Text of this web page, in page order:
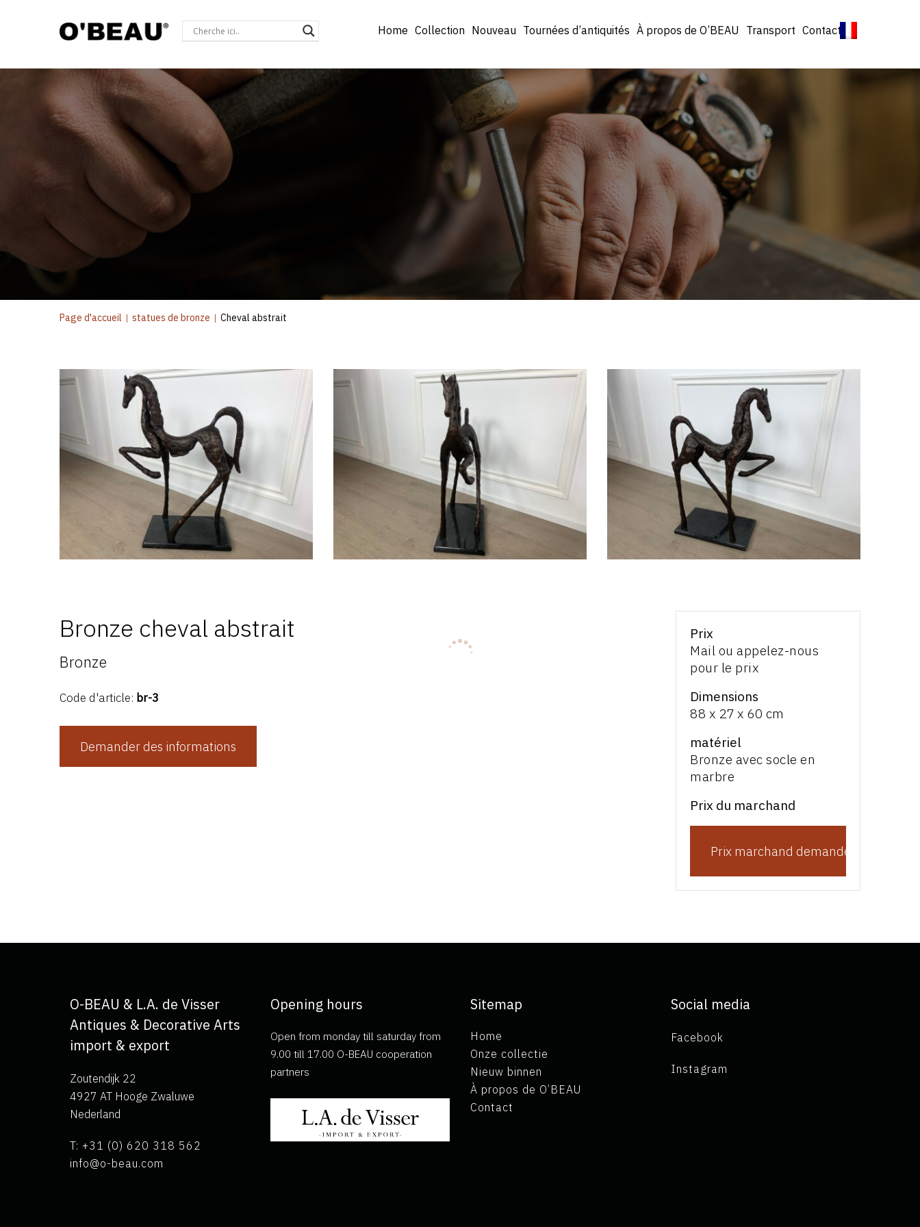
Home Collection Nouveau Tournées d’antiquités À propos de O’BEAU Transport Contact
Page d'accueil | statues de bronze | Cheval abstrait
Bronze cheval abstrait
Bronze
Code d'article: br-3
Demander des informations
Prix
Mail ou appelez-nous
pour le prix
Dimensions
88 x 27 x 60 cm
matériel
Bronze avec socle en
marbre
Prix du marchand
Prix marchand demande
O-BEAU & L.A. de Visser
Antiques & Decorative Arts
import & export
Zoutendijk 22
4927 AT Hooge Zwaluwe
Nederland
T: +31 (0) 620 318 562
info@o-beau.com
Opening hours
Open from monday till saturday from
9.00 till 17.00 O-BEAU cooperation
partners
Sitemap
Home
Onze collectie
Nieuw binnen
À propos de O’BEAU
Contact
Social media
Facebook
Instagram